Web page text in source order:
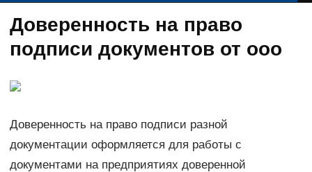
Доверенность на право
подписи документов от ооо
Доверенность на право подписи разной
документации оформляется для работы с
документами на предприятиях доверенной